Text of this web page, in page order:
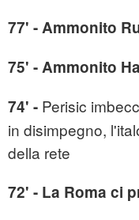
77' - Ammonito
75' - Ammonito
74' - Perisic
in disimpegno,
della rete
72' - La Roma ci